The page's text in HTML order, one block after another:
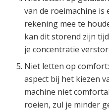
van de roeimachine
rekening mee te
kan dit storend zijn
je concentratie
Niet letten op
aspect bij het kiezen
machine niet
roeien, zul je minder